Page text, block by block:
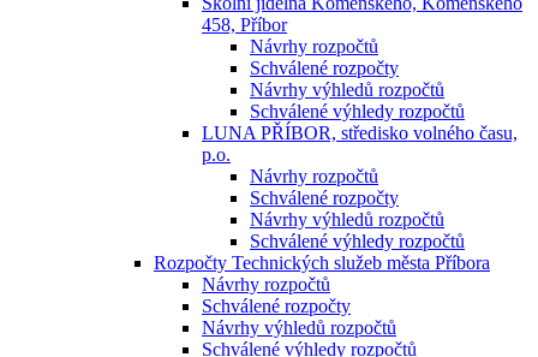
458, Příbor
Návrhy rozpočtů
Schválené rozpočty
Návrhy výhledů rozpočtů
Schválené výhledy rozpočtů
LUNA PŘÍBOR, středisko volného času,
p.o.
Návrhy rozpočtů
Schválené rozpočty
Návrhy výhledů rozpočtů
Schválené výhledy rozpočtů
Rozpočty Technických služeb města Příbora
Návrhy rozpočtů
Schválené rozpočty
Návrhy výhledů rozpočtů
Schválené výhledy rozpočtů